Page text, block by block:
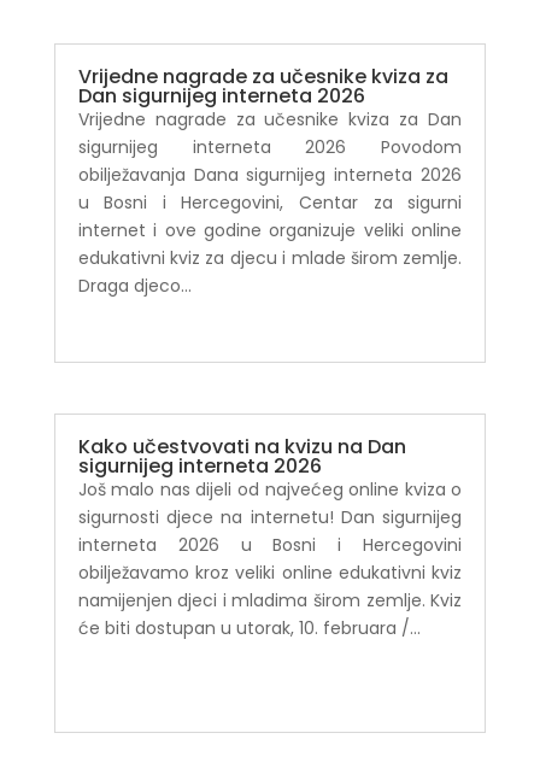
Vrijedne nagrade za učesnike kviza za
Dan sigurnijeg interneta 2026
Vrijedne nagrade za učesnike kviza za Dan
sigurnijeg interneta 2026 Povodom
obilježavanja Dana sigurnijeg interneta 2026
u Bosni i Hercegovini, Centar za sigurni
internet i ove godine organizuje veliki online
edukativni kviz za djecu i mlade širom zemlje.
Draga djeco...
Kako učestvovati na kvizu na Dan
sigurnijeg interneta 2026
Još malo nas dijeli od najvećeg online kviza o
sigurnosti djece na internetu! Dan sigurnijeg
interneta 2026 u Bosni i Hercegovini
obilježavamo kroz veliki online edukativni kviz
namijenjen djeci i mladima širom zemlje. Kviz
će biti dostupan u utorak, 10. februara /...